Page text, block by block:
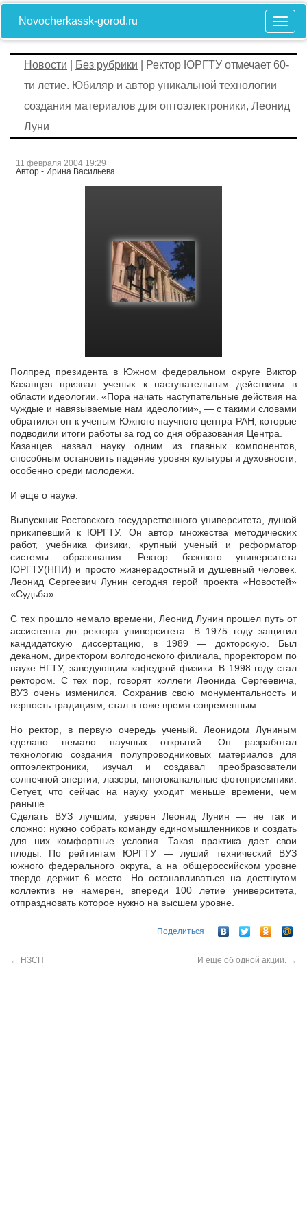
Novocherkassk-gorod.ru
Новости Без рубрики | Ректор ЮРГТУ отмечает 60-
ти летие. Юбиляр и автор уникальной технологии
создания материалов для оптоэлектроники, Леонид
Луни
11 февраля 2004 19:29
Автор - Ирина Васильева
Полпред президента в Южном федеральном округе Виктор
Казанцев призвал ученых к наступательным действиям в
области идеологии. «Пора начать наступательные действия на
чуждые и навязываемые нам идеологии», — с такими словами
обратился он к ученым Южного научного центра РАН, которые
подводили итоги работы за год со дня образования Центра.
Казанцев назвал науку одним из главных компонентов,
способным остановить падение уровня культуры и духовности,
особенно среди молодежи.
И еще о науке.
Выпускник Ростовского государственного университета, душой
прикипевший к ЮРГТУ. Он автор множества методических
работ, учебника физики, крупный ученый и реформатор
системы образования. Ректор базового университета
ЮРГТУ(НПИ) и просто жизнерадостный и душевный человек.
Леонид Сергеевич Лунин сегодня герой проекта «Новостей»
«Судьба».
С тех прошло немало времени, Леонид Лунин прошел путь от
ассистента до ректора университета. В 1975 году защитил
кандидатскую диссертацию, в 1989 — докторскую. Был
деканом, директором волгодонского филиала, проректором по
науке НГТУ, заведующим кафедрой физики. В 1998 году стал
ректором. С тех пор, говорят коллеги Леонида Сергеевича,
ВУЗ очень изменился. Сохранив свою монументальность и
верность традициям, стал в тоже время современным.
Но ректор, в первую очередь ученый. Леонидом Луниным
сделано немало научных открытий. Он разработал
технологию создания полупроводниковых материалов для
оптоэлектроники, изучал и создавал преобразователи
солнечной энергии, лазеры, многоканальные фотоприемники.
Сетует, что сейчас на науку уходит меньше времени, чем
раньше.
Сделать ВУЗ лучшим, уверен Леонид Лунин — не так и
сложно: нужно собрать команду единомышленников и создать
для них комфортные условия. Такая практика дает свои
плоды. По рейтингам ЮРГТУ — луший технический ВУЗ
южного федерального округа, а на общероссийском уровне
твердо держит 6 место. Но останавливаться на достгнутом
коллектив не намерен, впереди 100 летие университета,
отпраздновать которое нужно на высшем уровне.
Поделиться
← НЗСП И еще об одной акции. →